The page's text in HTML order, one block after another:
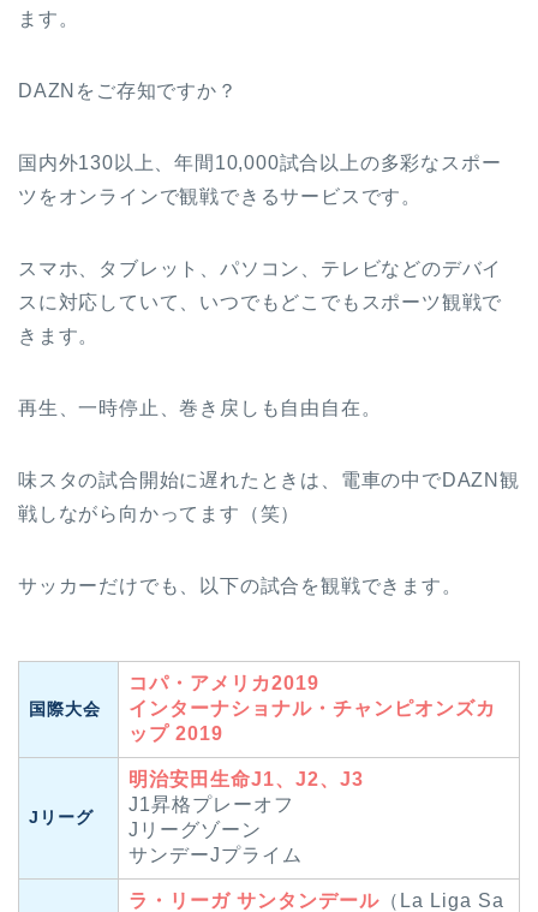
ます。
DAZNをご存知ですか？
国内外130以上、年間10,000試合以上の多彩なスポー
ツをオンラインで観戦できるサービスです。
スマホ、タブレット、パソコン、テレビなどのデバイ
スに対応していて、いつでもどこでもスポーツ観戦で
きます。
再生、一時停止、巻き戻しも自由自在。
味スタの試合開始に遅れたときは、電車の中でDAZN観
戦しながら向かってます（笑）
サッカーだけでも、以下の試合を観戦できます。
国際大会
コパ・アメリカ2019
インターナショナル・チャンピオンズカ
ップ 2019
Jリーグ
明治安田生命J1、J2、J3
J1昇格プレーオフ
Jリーグゾーン
サンデーJプライム
ラ・リーガ サンタンデール （La Liga Sa